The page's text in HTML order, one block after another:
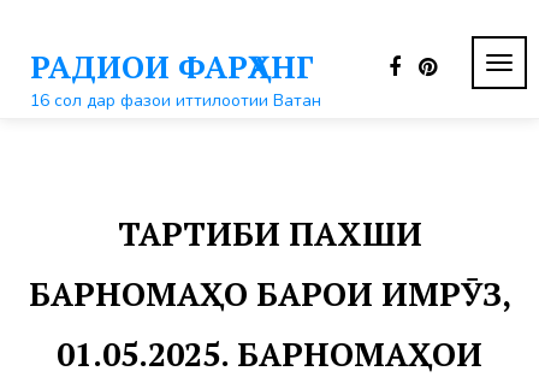
контентуРАДИОИ ФАРҲАНГ
16 сол дар фазои иттилоотии Ватан
ТАРТИБИ ПАХШИ
БАРНОМАҲО БАРОИ ИМРӮЗ,
01.05.2025. БАРНОМАҲОИ